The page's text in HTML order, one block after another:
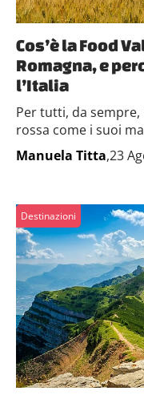
Cos’è la Food
Romagna, e
l’Italia
Per tutti, da
rossa come i suoi
Manuela Titta,23
Destinazioni